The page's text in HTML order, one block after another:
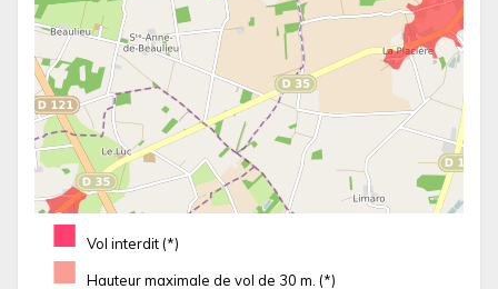
■ Vol interdit (*)
■ Hauteur maximale de vol de 30 m. (*)